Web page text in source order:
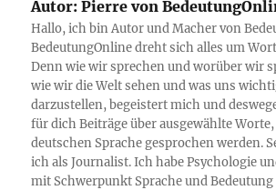
Autor: Pierre von
Hallo, ich bin Autor und Macher von
BedeutungOnline dreht sich alles um
Denn wie wir sprechen und worüber wir
wie wir die Welt sehen und was uns
darzustellen, begeistert mich und
für dich Beiträge über ausgewählte
deutschen Sprache gesprochen werden.
ich als Journalist. Ich habe Psychologie
mit Schwerpunkt Sprache und